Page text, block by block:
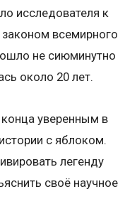
исследователя к
всемирного
не сиюминутно
около 20 лет.
уверенным в
с яблоком.
легенду
своё научное